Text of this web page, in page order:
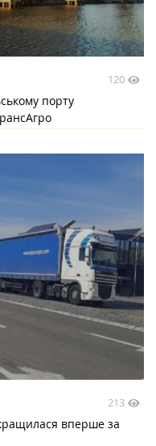
120
порту
213
вперше за